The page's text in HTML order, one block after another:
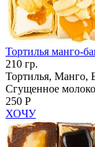
Тортилья манго-
210 гр.
Тортилья, Манго,
Сгущенное
250 Р
ХОЧУ